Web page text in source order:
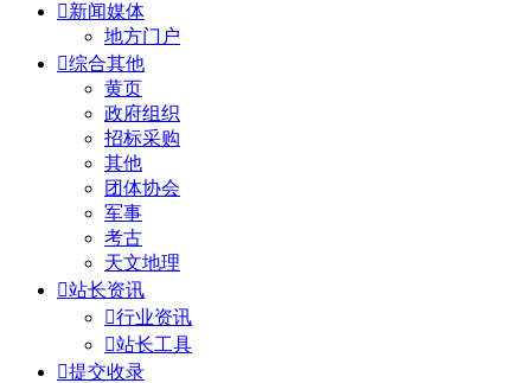
新闻媒体
地方门户
综合其他
黄页
政府组织
招标采购
其他
团体协会
军事
考古
天文地理
站长资讯
行业资讯
站长工具
提交收录